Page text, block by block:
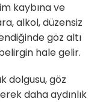
kaybına ve
alkol, düzensiz
göz altı
hale gelir.
dolgusu, göz
daha aydınlık